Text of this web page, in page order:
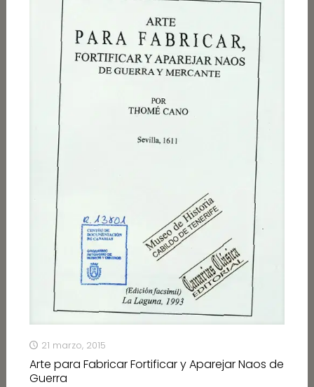
21 marzo, 2015
Arte para Fabricar Fortificar y Aparejar Naos de
Guerra